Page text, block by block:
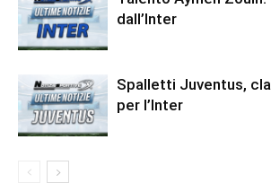
dall’Inter
Spalletti Juventus,
per l’Inter